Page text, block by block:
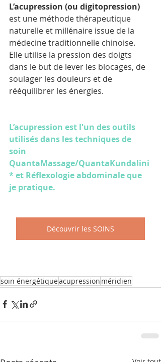
L’acupression (ou digitopression)
est une méthode thérapeutique
naturelle et millénaire issue de la
médecine traditionnelle chinoise.
Elle utilise la pression des doigts
dans le but de lever les blocages, de
soulager les douleurs et de
rééquilibrer les énergies.
L’acupression est l'un des outils
utilisés dans les techniques de
soin
QuantaMassage/QuantaKundalini
* et Réflexologie abdominale que
je pratique.
Découvrir les SOINS
soin énergétiqueacupression méridien